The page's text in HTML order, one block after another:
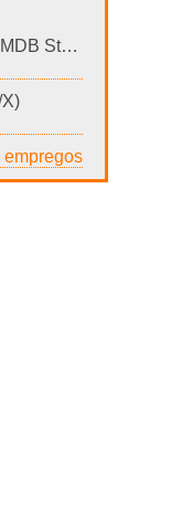
Europ IT Services - ServiceNow CMDB Steward
empregos